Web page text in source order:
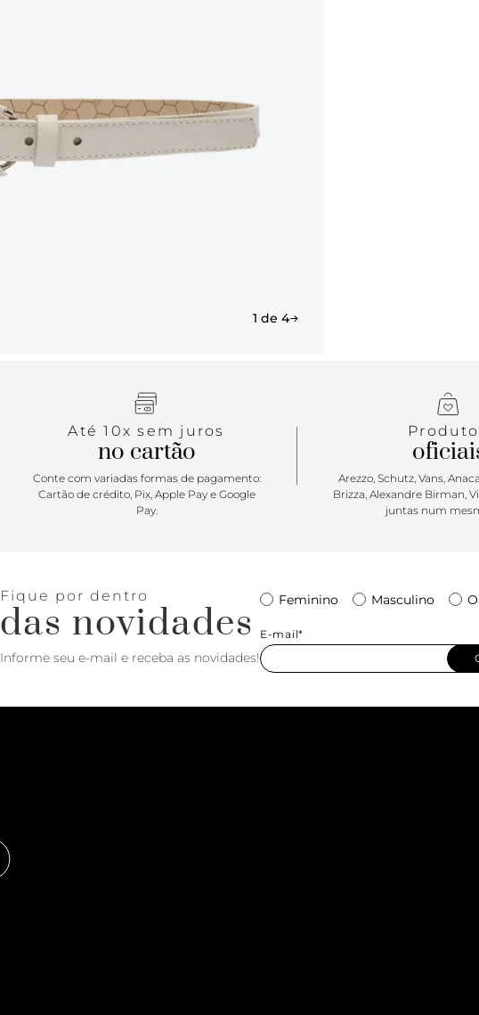
1 de 4
Até 10x sem juros
no cartão
Conte com variadas formas de pagamento:
Cartão de crédito, Pix, Apple Pay e Google
Pay.
Arezzo, Schutz, Vans,
Brizza, Alexandre Birman,
juntas num
Fique por dentro
das novidades
Informe seu e-mail e receba as novidades!
Feminino Masculino
E-mail*